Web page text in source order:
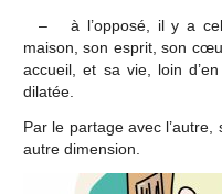
– à l’opposé, il y a
maison, son esprit, son
accueil, et sa vie, loin
dilatée.
Par le partage avec
autre dimension.